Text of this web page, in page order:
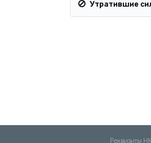
Утратившие
Реквизиты